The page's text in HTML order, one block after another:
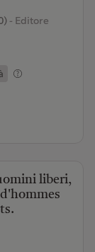
- Editore
liberi,